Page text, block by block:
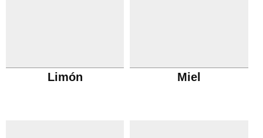
Limón Miel